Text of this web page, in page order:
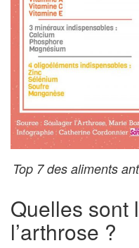
Top 7 des aliments
Quelles sont
l’arthrose ?